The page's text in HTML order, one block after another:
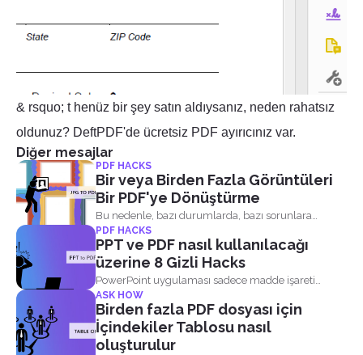
& rsquo; t henüz bir şey satın aldıysanız, neden rahatsız
oldunuz? DeftPDF'de ücretsiz PDF ayırıcınız var.
Diğer mesajlar
PDF HACKS
Bir veya Birden Fazla Görüntüleri
Bir PDF'ye Dönüştürme
Bu nedenle, bazı durumlarda, bazı sorunlara
çözüm haline geldi...
PDF HACKS
PPT ve PDF nasıl kullanılacağı
üzerine 8 Gizli Hacks
PowerPoint uygulaması sadece madde işareti
noktaları, görünt...
ASK HOW
Birden fazla PDF dosyası için
İçindekiler Tablosu nasıl
oluşturulur